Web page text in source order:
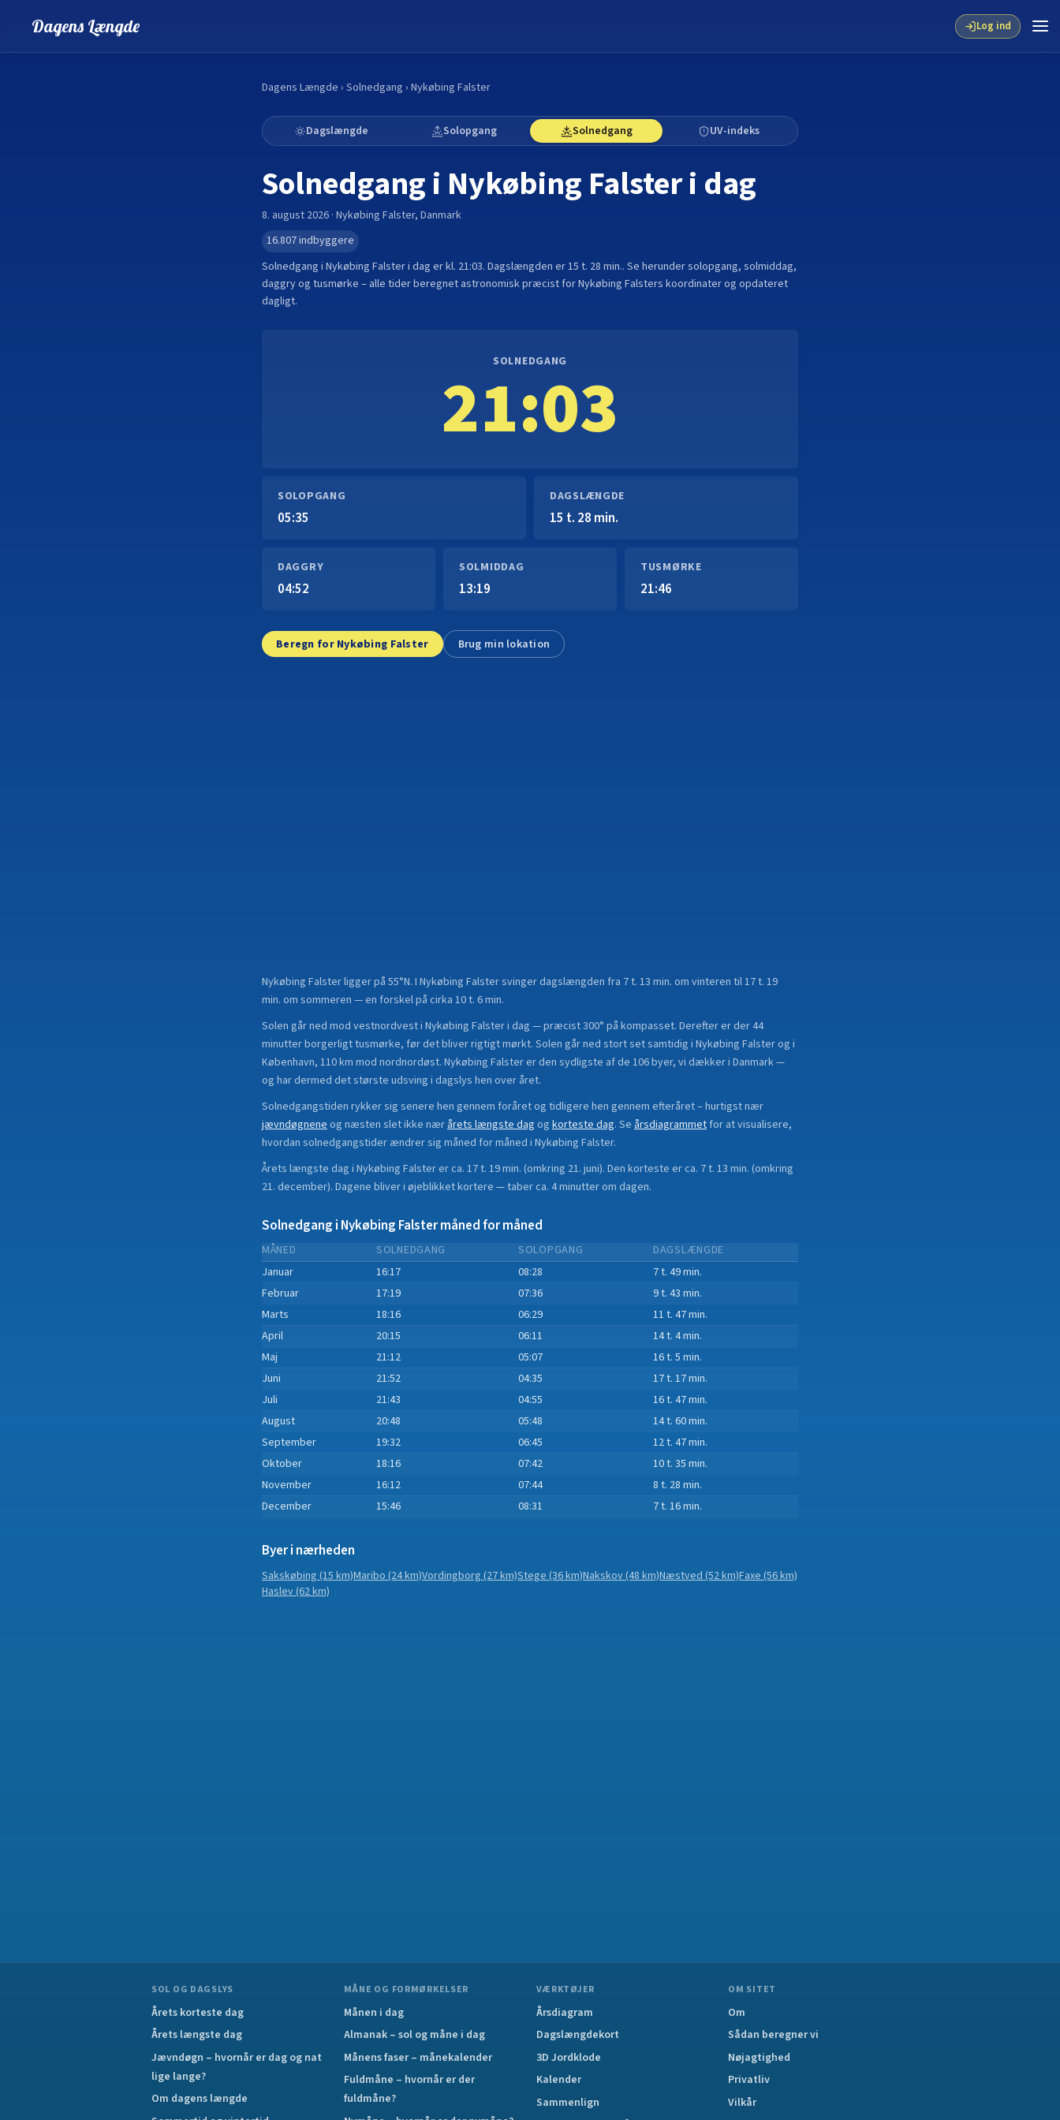
Dagens Længde Log ind
Dagens Længde › Solnedgang › Nykøbing Falster
Dagslængde Solopgang Solnedgang UV-indeks
Solnedgang i Nykøbing Falsteri dag
8. august 2026 · Nykøbing Falster, Danmark
16.807indbyggere
Solnedgang i Nykøbing Falsteri dag er kl. 21:03. Dagslængden er15 t. 28 min.. Se herunder solopgang, solmiddag,
daggry og tusmørke – alle tider beregnet astronomisk præcist forNykøbing Falsters koordinater og opdateret
dagligt.
SOLNEDGANG
21:03
SOLOPGANG
05:35
DAGSLÆNGDE
15 t. 28 min.
DAGGRY
04:52
SOLMIDDAG
13:19
TUSMØRKE
21:46
Beregn for Nykøbing Falster Brug min lokation
Nykøbing Falsterligger på 55°N. I Nykøbing Falster svinger dagslængden fra 7 t. 13 min. om vinteren til 17 t. 19
min. om sommeren — en forskel på cirka 10 t. 6 min.
Solen går ned mod vestnordvest i Nykøbing Falster i dag — præcist 300° på kompasset. Derefter er der 44
minutter borgerligt tusmørke, før det bliver rigtigt mørkt. Solen går ned stort set samtidig i Nykøbing Falster og i
København, 110 km mod nordnordøst. Nykøbing Falster er den sydligste af de 106 byer, vi dækker i Danmark —
og har dermed det største udsving i dagslys hen over året.
Solnedgangstiden rykker sig senere hen gennem foråret og tidligere hen gennem efteråret– hurtigst nær
jævndøgneneog næsten slet ikke nærårets længste dag og korteste dag. Se årsdiagrammetfor at visualisere,
hvordan solnedgangstider ændrer sig måned for måned i Nykøbing Falster.
Årets længste dag i Nykøbing Falsterer ca. 17 t. 19 min. (omkring 21. juni). Den korteste er ca. 7 t. 13 min. (omkring
21. december). Dagene bliver i øjeblikketkortere —taberca. 4minutterom dagen.
Solnedgang i Nykøbing Falstermåned for måned
MÅNED SOLNEDGANG SOLOPGANG
DAGSLÆNGDE
Januar
16:17 08:28
7 t. 49 min.
Februar
17:19 07:36
9 t. 43 min.
Marts
18:16 06:29
11 t. 47 min.
April
20:15 06:11
14 t. 4 min.
Maj
21:12 05:07
16 t. 5 min.
Juni
21:52 04:35
17 t. 17 min.
Juli
21:43 04:55
16 t. 47 min.
August
20:48 05:48
14 t. 60 min.
September
19:32 06:45
12 t. 47 min.
Oktober
18:16 07:42
10 t. 35 min.
November
16:12 07:44
8 t. 28 min.
December
15:46 08:31 7 t. 16 min.
Byer i nærheden
Sakskøbing(15 km)Maribo(24 km)Vordingborg(27 km)Stege(36 km)Nakskov(48 km)Næstved(52 km)Faxe(56 km)
Haslev(62 km)
SOL OG DAGSLYS
Årets korteste dag
Årets længste dag
Jævndøgn – hvornår er dag og nat
lige lange?
Om dagens længde
MÅNE OG FORMØRKELSER
Månen i dag
Almanak – sol og måne i dag
Månens faser – månekalender
Fuldmåne – hvornår er der
fuldmåne?
VÆRKTØJER
Årsdiagram
Dagslængdekort
3D Jordklode
Kalender
Sammenlign
OM SITET
Om
Sådan beregner vi
Nøjagtighed
Privatliv
Vilkår